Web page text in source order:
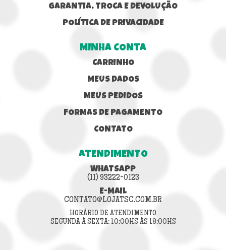
GARANTIA, TROCA E DEVOLUÇÃO
POLÍTICA DE PRIVACIDADE
MINHA CONTA
CARRINHO
MEUS DADOS
MEUS PEDIDOS
FORMAS DE PAGAMENTO
CONTATO
ATENDIMENTO
WHATSAPP
(11) 93222-0123
E-MAIL
CONTATO@LOJATSC.COM.BR
HORÁRIO DE ATENDIMENTO
SEGUNDA À SEXTA: 10:00HS ÀS 18:00HS